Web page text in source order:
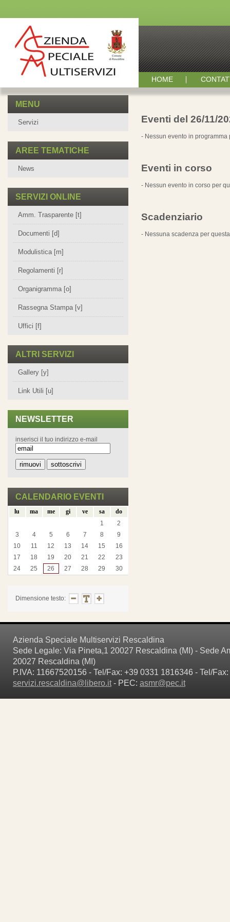
HOME
MENU
Servizi
AREE TEMATICHE
News
SERVIZI ONLINE
Amm. Trasparente [t]
Documenti [d]
Modulistica [m]
Regolamenti [r]
Organigramma [o]
Rassegna Stampa [v]
Uffici [f]
ALTRI SERVIZI
Gallery [y]
Link Utili [u]
NEWSLETTER
inserisci il tuo indirizzo e-mail
CALENDARIO EVENTI
lu ma me gi ve sa
do
1
2
3
4 5 6 7 8
9
10
11 12 13 14 15
16
17
18 19 20 21 22
23
24
25 26 27 28 29 30
Dimensione testo:
Eventi del 26/11/
- Nessun evento in programma
Eventi in corso
- Nessun evento in corso per
Scadenziario
- Nessuna scadenza per
Azienda Speciale Multiservizi Rescaldina
Sede Legale: Via Pineta,1 20027 Rescaldina (MI) - Sede
20027 Rescaldina (MI)
P.IVA: 11667520156 - Tel/Fax: +39 0331 1816346 - Tel/
servizi.rescaldina@libero.it- PEC: asmr@pec.it